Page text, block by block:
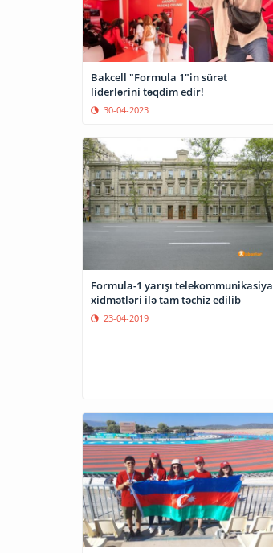
Bakcell "Formula 1"in sürət
liderlərini təqdim edir!
30-04-2023
Formula-1 yarışı telekommunikasiya
xidmətləri ilə tam təchiz edilib
23-04-2019